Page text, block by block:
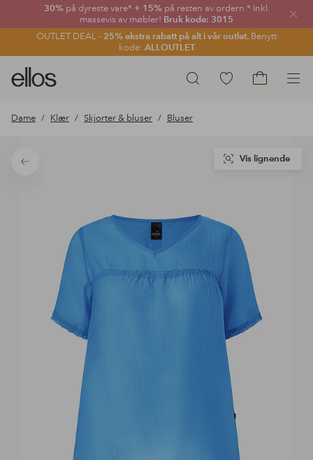
30% på dyreste vare* + 15%på resten av ordern.* Inkl.
massevis av møbler! Bruk kode: 3015
OUTLET DEAL - 25% ekstra rabatt på alt i vår outlet. Benytt
kode: ALLOUTLET
Lukk
Søk
Ellos
logo
gå
forsiden
Gå
Dame Klær Skjorter & bluser Bluser
Tilbake
Vis lignende